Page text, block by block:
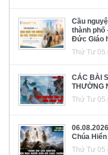
Cầu
thành phố
Đức Giáo
Thứ Tư
CÁC BÀI
THƯỜNG
Thứ Tư
Chúa
Thứ Tư